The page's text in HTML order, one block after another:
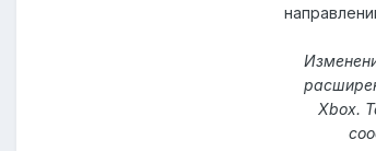
Xbox.